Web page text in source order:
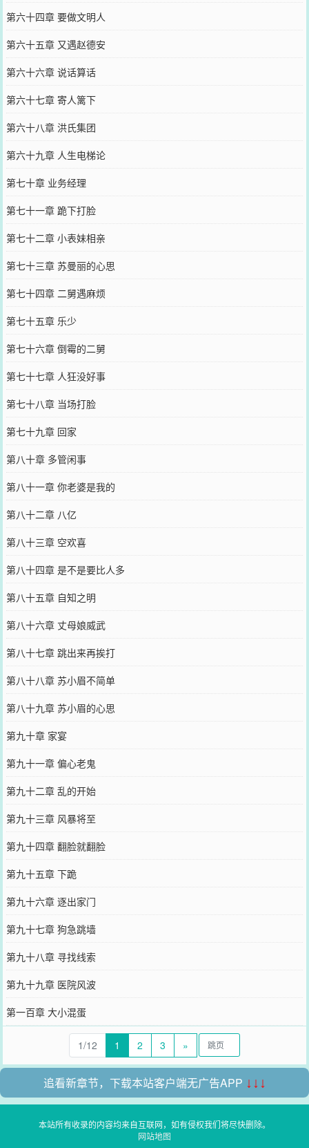
第六十四章 要做文明人
第六十五章 又遇赵德安
第六十六章 说话算话
第六十七章 寄人篱下
第六十八章 洪氏集团
第六十九章 人生电梯论
第七十章 业务经理
第七十一章 跪下打脸
第七十二章 小表妹相亲
第七十三章 苏曼丽的心思
第七十四章 二舅遇麻烦
第七十五章 乐少
第七十六章 倒霉的二舅
第七十七章 人狂没好事
第七十八章 当场打脸
第七十九章 回家
第八十章 多管闲事
第八十一章 你老婆是我的
第八十二章 八亿
第八十三章 空欢喜
第八十四章 是不是要比人多
第八十五章 自知之明
第八十六章 丈母娘威武
第八十七章 跳出来再挨打
第八十八章 苏小眉不简单
第八十九章 苏小眉的心思
第九十章 家宴
第九十一章 偏心老鬼
第九十二章 乱的开始
第九十三章 风暴将至
第九十四章 翻脸就翻脸
第九十五章 下跪
第九十六章 逐出家门
第九十七章 狗急跳墙
第九十八章 寻找线索
第九十九章 医院风波
第一百章 大小混蛋
1/12 1 2 3 »
追看新章节，下载本站客户端无广告APP ↓↓↓
本站所有收录的内容均来自互联网，如有侵权我们将尽快删除。
网站地图